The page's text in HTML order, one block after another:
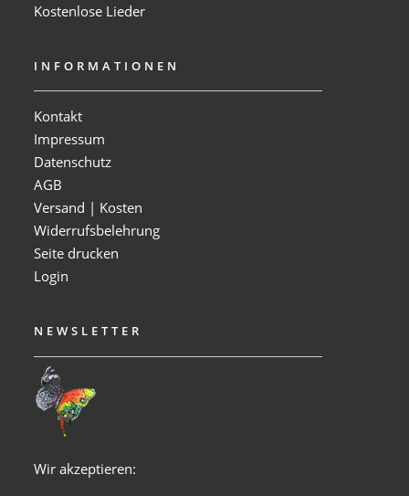
Kostenlose Lieder
INFORMATIONEN
Kontakt
Impressum
Datenschutz
AGB
Versand | Kosten
Widerrufsbelehrung
Seite drucken
Login
NEWSLETTER
Wir akzeptieren: